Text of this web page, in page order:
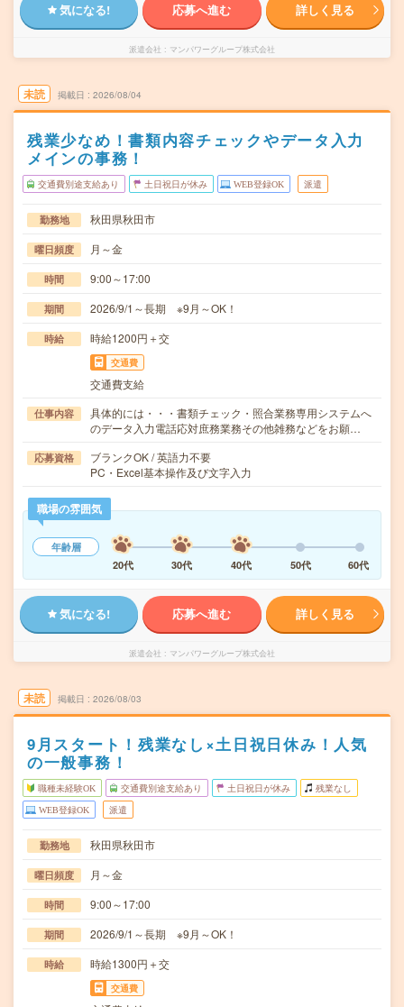
気になる! 応募へ進む 詳しく見る
派遣会社 マンパワーグループ株式会社
未読 掲載日 2026/08/04
残業少なめ！書類内容チェックやデータ入力
メインの事務！
交通費別途支給あり 土日祝日が休み WEB登録OK 派遣
勤務地 秋田県秋田市
曜日頻度 月～金
時間 9:00～17:00
期間 2026/9/1～長期 ※9月～OK！
時給 時給1200円＋交
交通費
交通費支給
仕事内容
具体的には・・・書類チェック・照合業務専用システムへ
のデータ入力電話応対庶務業務その他雑務などをお願…
応募資格
ブランクOK / 英語力不要
PC・Excel基本操作及び文字入力
職場の雰囲気
年齢層
20代
30代 40代 50代 60代
気になる! 応募へ進む 詳しく見る
派遣会社 マンパワーグループ株式会社
未読 掲載日 2026/08/03
9月スタート！残業なし×土日祝日休み！人気
の一般事務！
職種未経験OK 交通費別途支給あり 土日祝日が休み 残業なし
WEB登録OK 派遣
勤務地 秋田県秋田市
曜日頻度 月～金
時間 9:00～17:00
期間 2026/9/1～長期 ※9月～OK！
時給 時給1300円＋交
交通費